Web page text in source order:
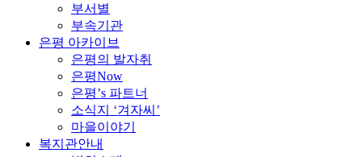
부서별
부속기관
은평 아카이브
은평의 발자취
은평Now
은평’s 파트너
소식지 ‘겨자씨’
마을이야기
복지관안내